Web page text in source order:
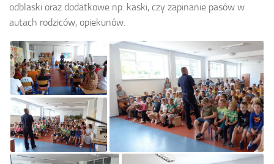
odblaski oraz dodatkowe np. kaski, czy zapinanie pasów w
autach rodziców, opiekunów.